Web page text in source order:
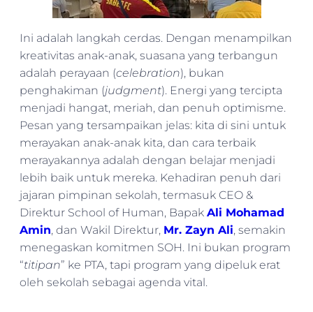
Ini adalah langkah cerdas. Dengan menampilkan
kreativitas anak-anak, suasana yang terbangun
adalah perayaan (celebration), bukan
penghakiman (judgment). Energi yang tercipta
menjadi hangat, meriah, dan penuh optimisme.
Pesan yang tersampaikan jelas: kita di sini untuk
merayakan anak-anak kita, dan cara terbaik
merayakannya adalah dengan belajar menjadi
lebih baik untuk mereka. Kehadiran penuh dari
jajaran pimpinan sekolah, termasuk CEO &
Direktur School of Human, Bapak Ali Mohamad
Amin, dan Wakil Direktur, Mr. Zayn Ali, semakin
menegaskan komitmen SOH. Ini bukan program
“titipan” ke PTA, tapi program yang dipeluk erat
oleh sekolah sebagai agenda vital.